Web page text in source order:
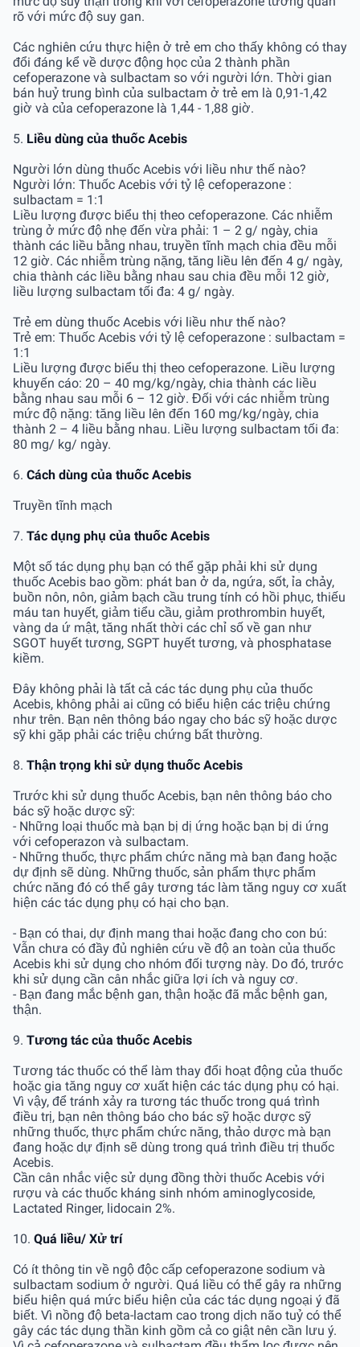
rõ với mức độ suy gan.
Các nghiên cứu thực hiện ở trẻ em cho thấy không có thay
đổi đáng kể về dược động học của 2 thành phần
cefoperazone và sulbactam so với người lớn. Thời gian
bán huỷ trung bình của sulbactam ở trẻ em là 0,91-1,42
giờ và của cefoperazone là 1,44 - 1,88 giờ.
5. Liều dùng của thuốc Acebis
Người lớn dùng thuốc Acebis với liều như thế nào?
Người lớn: Thuốc Acebis với tỷ lệ cefoperazone :
sulbactam = 1:1
Liều lượng được biểu thị theo cefoperazone. Các nhiễm
trùng ở mức độ nhẹ đến vừa phải: 1 – 2 g/ ngày, chia
thành các liều bằng nhau, truyền tĩnh mạch chia đều mỗi
12 giờ. Các nhiễm trùng nặng, tăng liều lên đến 4 g/ ngày,
chia thành các liều bằng nhau sau chia đều mỗi 12 giờ,
liều lượng sulbactam tối đa: 4 g/ ngày.
Trẻ em dùng thuốc Acebis với liều như thế nào?
Trẻ em: Thuốc Acebis với tỷ lệ cefoperazone : sulbactam =
1:1
Liều lượng được biểu thị theo cefoperazone. Liều lượng
khuyến cáo: 20 – 40 mg/kg/ngày, chia thành các liều
bằng nhau sau mỗi 6 – 12 giờ. Đối với các nhiễm trùng
mức độ nặng: tăng liều lên đến 160 mg/kg/ngày, chia
thành 2 – 4 liều bằng nhau. Liều lượng sulbactam tối đa:
80 mg/ kg/ ngày.
6. Cách dùng của thuốc Acebis
Truyền tĩnh mạch
7. Tác dụng phụ của thuốc Acebis
Một số tác dụng phụ bạn có thể gặp phải khi sử dụng
thuốc Acebis bao gồm: phát ban ở da, ngứa, sốt, ỉa chảy,
buồn nôn, nôn, giảm bạch cầu trung tính có hồi phục, thiếu
máu tan huyết, giảm tiểu cầu, giảm prothrombin huyết,
vàng da ứ mật, tăng nhất thời các chỉ số về gan như
SGOT huyết tương, SGPT huyết tương, và phosphatase
kiềm.
Đây không phải là tất cả các tác dụng phụ của thuốc
Acebis, không phải ai cũng có biểu hiện các triệu chứng
như trên. Bạn nên thông báo ngay cho bác sỹ hoặc dược
sỹ khi gặp phải các triệu chứng bất thường.
8. Thận trọng khi sử dụng thuốc Acebis
Trước khi sử dụng thuốc Acebis, bạn nên thông báo cho
bác sỹ hoặc dược sỹ:
- Những loại thuốc mà bạn bị dị ứng hoặc bạn bị di ứng
với cefoperazon và sulbactam.
- Những thuốc, thực phẩm chức năng mà bạn đang hoặc
dự định sẽ dùng. Những thuốc, sản phẩm thực phẩm
chức năng đó có thể gây tương tác làm tăng nguy cơ xuất
hiện các tác dụng phụ có hại cho bạn.
- Bạn có thai, dự định mang thai hoặc đang cho con bú:
Vẫn chưa có đầy đủ nghiên cứu về độ an toàn của thuốc
Acebis khi sử dụng cho nhóm đối tượng này. Do đó, trước
khi sử dụng cần cân nhắc giữa lợi ích và nguy cơ.
- Bạn đang mắc bệnh gan, thận hoặc đã mắc bệnh gan,
thận.
9. Tương tác của thuốc Acebis
Tương tác thuốc có thể làm thay đổi hoạt động của thuốc
hoặc gia tăng nguy cơ xuất hiện các tác dụng phụ có hại.
Vì vậy, để tránh xảy ra tương tác thuốc trong quá trình
điều trị, bạn nên thông báo cho bác sỹ hoặc dược sỹ
những thuốc, thực phẩm chức năng, thảo dược mà bạn
đang hoặc dự định sẽ dùng trong quá trình điều trị thuốc
Acebis.
Cần cân nhắc việc sử dụng đồng thời thuốc Acebis với
rượu và các thuốc kháng sinh nhóm aminoglycoside,
Lactated Ringer, lidocain 2%.
10. Quá liều/ Xử trí
Có ít thông tin về ngộ độc cấp cefoperazone sodium và
sulbactam sodium ở người. Quá liều có thể gây ra những
biểu hiện quá mức biểu hiện của các tác dụng ngoại ý đã
biết. Vì nồng độ beta-lactam cao trong dịch não tuỷ có thể
gây các tác dụng thần kinh gồm cả co giật nên cần lưu ý.